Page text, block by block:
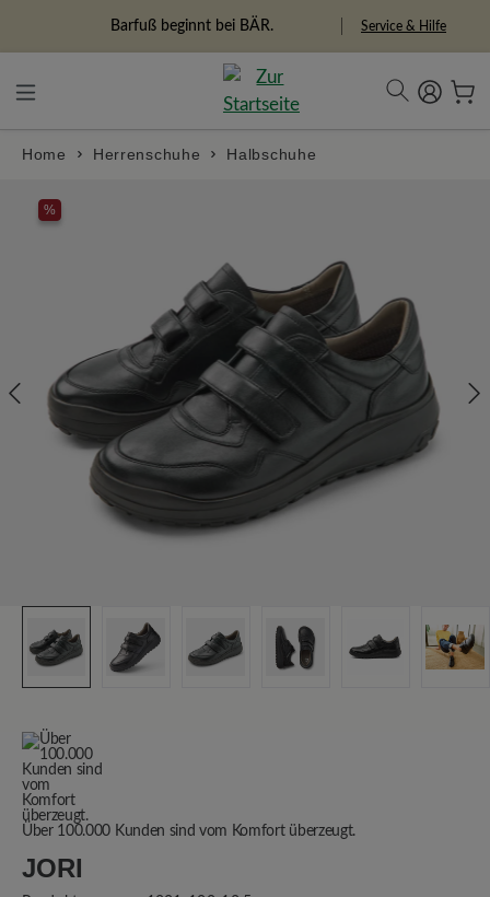
Barfuß beginnt bei BÄR.
Freiheitspioniere Service & Hilfe
Home Herrenschuhe Halbschuhe
%
Über 100.000 Kunden sind vom Komfort überzeugt.
JORI